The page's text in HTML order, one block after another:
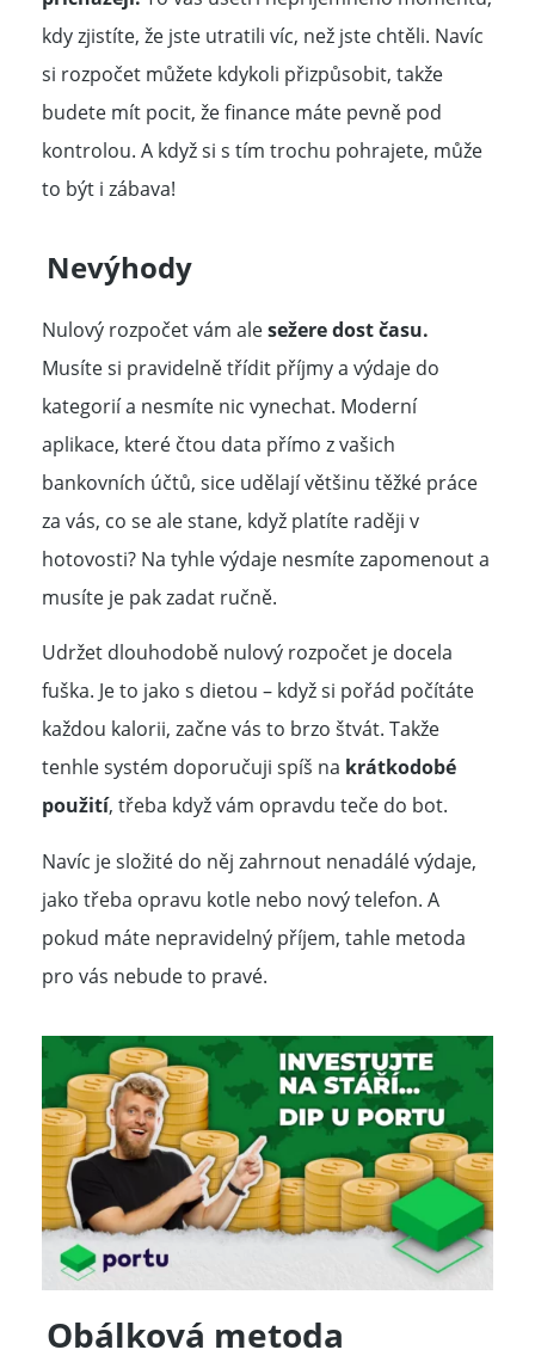
kdy zjistíte, že jste utratili víc, než jste chtěli. Navíc
si rozpočet můžete kdykoli přizpůsobit, takže
budete mít pocit, že finance máte pevně pod
kontrolou. A když si s tím trochu pohrajete, může
to být i zábava!
Nevýhody
Nulový rozpočet vám alesežere dost času.
Musíte si pravidelně třídit příjmy a výdaje do
kategorií a nesmíte nic vynechat. Moderní
aplikace, které čtou data přímo z vašich
bankovních účtů, sice udělají většinu těžké práce
za vás, co se ale stane, když platíte raději v
hotovosti? Na tyhle výdaje nesmíte zapomenout a
musíte je pak zadat ručně.
Udržet dlouhodobě nulový rozpočet je docela
fuška. Je to jako s dietou – když si pořád počítáte
každou kalorii, začne vás to brzo štvát. Takže
tenhle systém doporučuji spíš na krátkodobé
použití, třeba když vám opravdu teče do bot.
Navíc je složité do něj zahrnout nenadálé výdaje,
jako třeba opravu kotle nebo nový telefon. A
pokud máte nepravidelný příjem, tahle metoda
pro vás nebude to pravé.
Obálková metoda